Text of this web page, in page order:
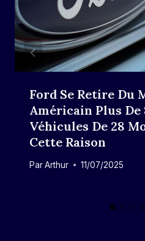
Ford Se Retire Du
Américain Plus De
Véhicules De 28
Cette Raison
ParArthur 11/07/2025